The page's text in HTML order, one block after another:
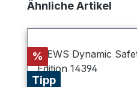
Produktgalerie überspringen
Ähnliche Artikel
Rabatt
%
Tipp